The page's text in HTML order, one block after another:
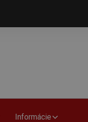
Informácie